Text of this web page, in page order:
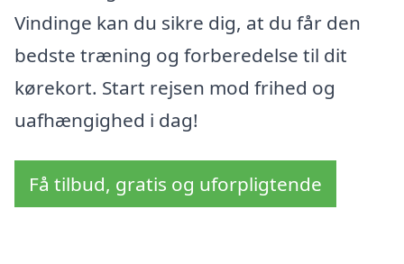
Vindinge kan du sikre dig, at du får den
bedste træning og forberedelse til dit
kørekort. Start rejsen mod frihed og
uafhængighed i dag!
Få tilbud, gratis og uforpligtende